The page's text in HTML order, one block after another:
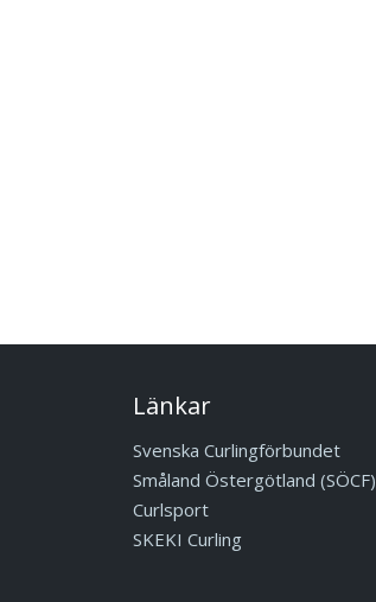
Länkar
Svenska Curlingförbundet
Småland Östergötland (SÖCF)
Curlsport
SKEKI Curling